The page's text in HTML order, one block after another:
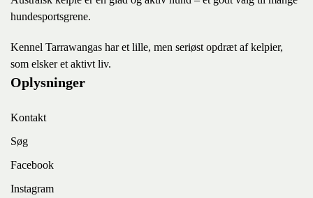
hundesportsgrene.
Kennel Tarrawangas har et lille, men seriøst opdræt af kelpier,
som elsker et aktivt liv.
Oplysninger
Kontakt
Søg
Facebook
Instagram